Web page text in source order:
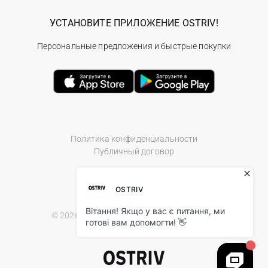
Политика конфиденциальности
Публичный договор
© 2026 Ostriv.ua Store. All Rights Reserved.
УСТАНОВИТЕ ПРИЛОЖЕНИЕ OSTRIV!
Персональные предложения и быстрые покупки